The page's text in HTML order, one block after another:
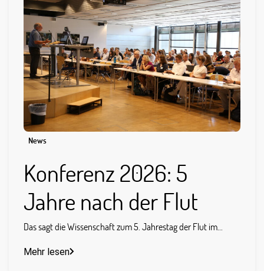
News
Konferenz 2026: 5
Jahre nach der Flut
Das sagt die Wissenschaft zum 5. Jahrestag der Flut im...
Mehr lesen